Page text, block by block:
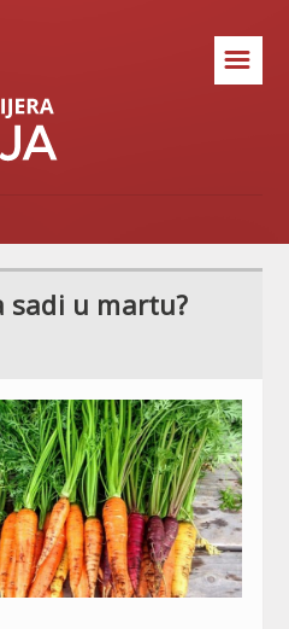
☰
sadi u martu?